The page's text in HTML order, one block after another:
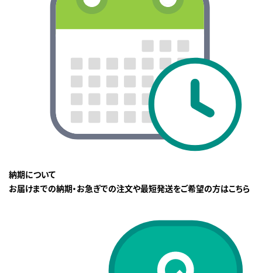
納期について
お届けまでの納期・お急ぎでの注文や最短発送をご希望の方はこちら